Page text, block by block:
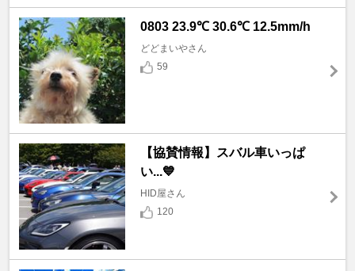
0803 23.9℃ 30.6℃ 12.5mm/h
どどまいやさん
59
【協賛情報】スバル車いっぱ
い...💙
HID屋さん
120